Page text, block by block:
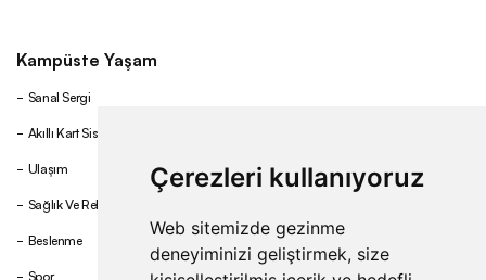
Çerezleri kullanıyoruz
Web sitemizde gezinme
deneyiminizi geliştirmek, size
Kampüste Yaşam
Sanal Sergi
Akıllı Kart Sistemi
Ulaşım
Sağlık Ve Rehberlik
Beslenme
Spor